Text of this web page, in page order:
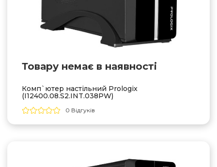
Товару немає в наявностi
Комп`ютер настільний Prologix
(I12400.08.S2.INT.038PW)
0 Відгуків